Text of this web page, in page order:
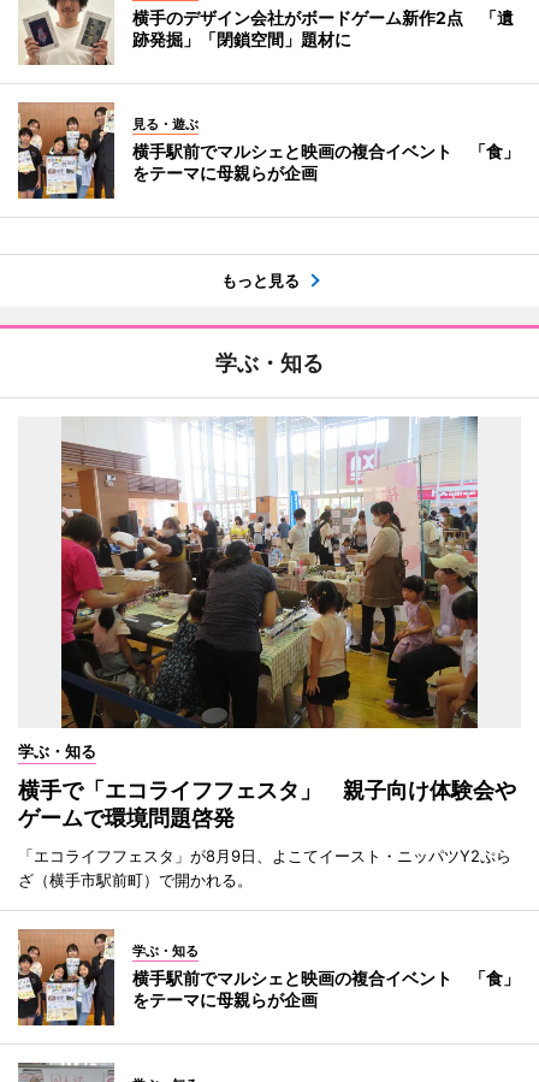
横手のデザイン会社がボードゲーム新作2点 「遺
跡発掘」「閉鎖空間」題材に
見る・遊ぶ
横手駅前でマルシェと映画の複合イベント 「食」
をテーマに母親らが企画
もっと見る
学ぶ・知る
学ぶ・知る
横手で「エコライフフェスタ」 親子向け体験会や
ゲームで環境問題啓発
「エコライフフェスタ」が8月9日、よこてイースト・ニッパツY2ぷら
ざ（横手市駅前町）で開かれる。
学ぶ・知る
横手駅前でマルシェと映画の複合イベント 「食」
をテーマに母親らが企画